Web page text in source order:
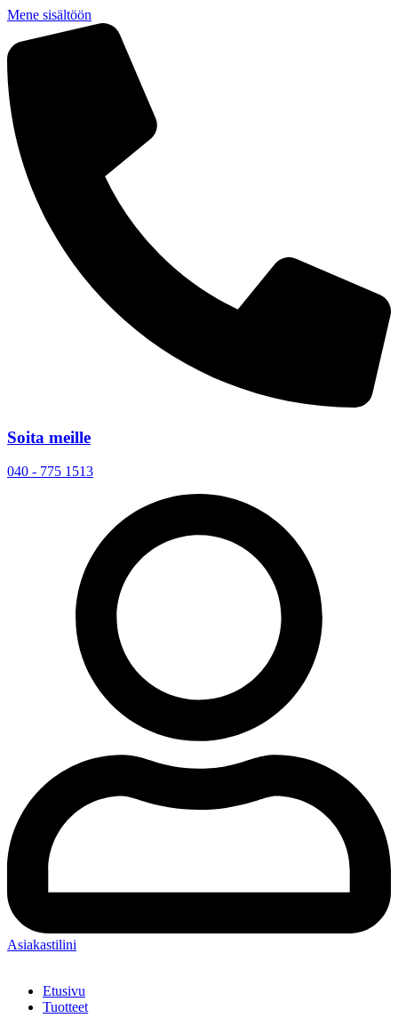
Mene sisältöön
Soita meille
040 - 775 1513
Asiakastilini
Etusivu
Tuotteet